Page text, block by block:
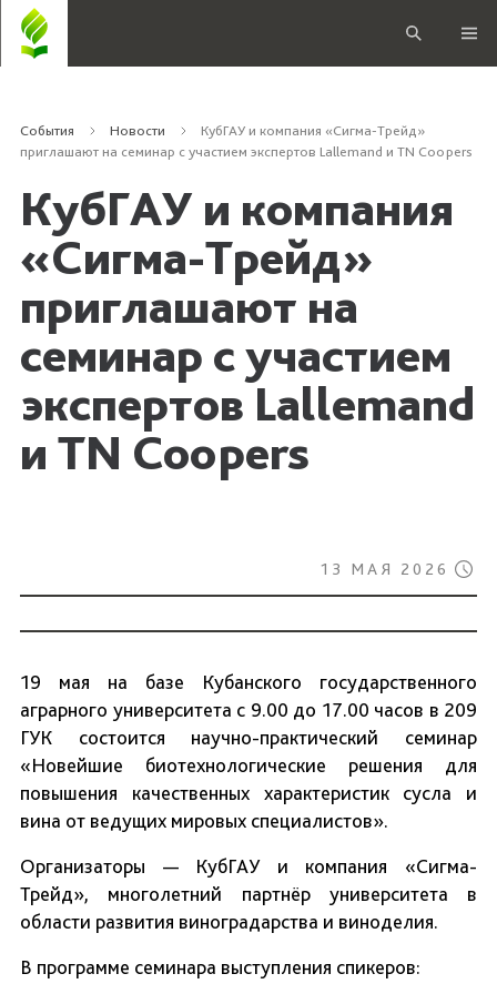
События Новости
КубГАУ и компания «Сигма-Трейд»
приглашают на семинар с участием экспертов Lallemand и TN Coopers
КубГАУ и компания
«Сигма-Трейд»
приглашают на
семинар с участием
экспертов Lallemand
и TN Coopers
13 МАЯ 2026
19 мая на базе Кубанского государственного
аграрного университета с 9.00 до 17.00 часов в 209
ГУК состоится научно-практический семинар
«Новейшие биотехнологические решения для
повышения качественных характеристик сусла и
вина от ведущих мировых специалистов».
Организаторы — КубГАУ и компания «Сигма-
Трейд», многолетний партнёр университета в
области развития виноградарства и виноделия.
В программе семинара выступления спикеров: